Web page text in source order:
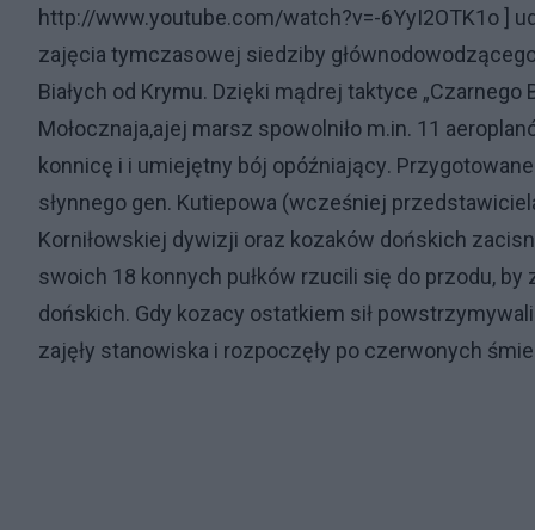
http://www.youtube.com/watch?v=-6YyI2OTK1o
zajęcia tymczasowej siedziby
Białych od Krymu. Dzięki mądrej taktyce „Czarnego
Mołocznaja,ajej marsz spowolniło m.in. 11
konnicę i i umiejętny bój opóźniający.
słynnego gen. Kutiepowa (wcześniej
Korniłowskiej dywizji oraz kozaków dońskich
swoich 18 konnych pułków rzucili się do przodu,
dońskich. Gdy kozacy ostatkiem sił
zajęły stanowiska i rozpoczęły po czerwonych